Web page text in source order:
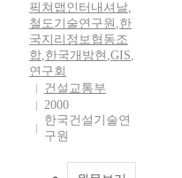
픽쳐맵인터내셔날,
철도기술연구원 ,한
국지리정보협동조
합,한국개방현 ,GIS,
연구회
건설교통부
2000
한국건설기술연
구원